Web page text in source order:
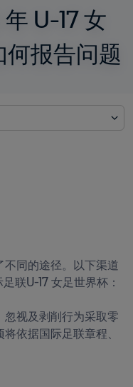
U-17 女
报告问题
同的途径。以下渠道
联U-17 女足世界杯：
视及剥削行为采取零
依据国际足联章程、